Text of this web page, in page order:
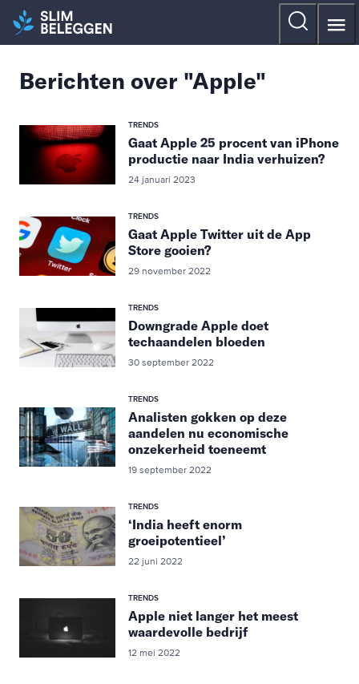
Berichten over "Apple"
TRENDS
Gaat Apple 25 procent van iPhone
productie naar India verhuizen?
24 januari 2023
TRENDS
Gaat Apple Twitter uit de App
Store gooien?
29 november 2022
TRENDS
Downgrade Apple doet
techaandelen bloeden
30 september 2022
TRENDS
Analisten gokken op deze
aandelen nu economische
onzekerheid toeneemt
19 september 2022
TRENDS
‘India heeft enorm
groeipotentieel’
22 juni 2022
TRENDS
Apple niet langer het meest
waardevolle bedrijf
12 mei 2022